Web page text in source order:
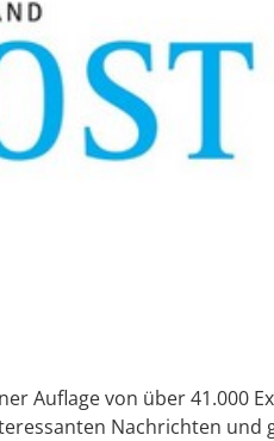
Auflage von über 41.000
Nachrichten und